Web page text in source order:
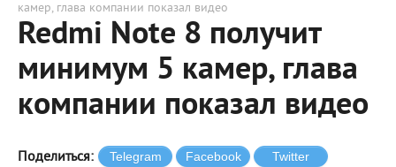
камер, глава компании показал видео
Redmi Note 8 получит
минимум 5 камер, глава
компании показал видео
Поделиться: